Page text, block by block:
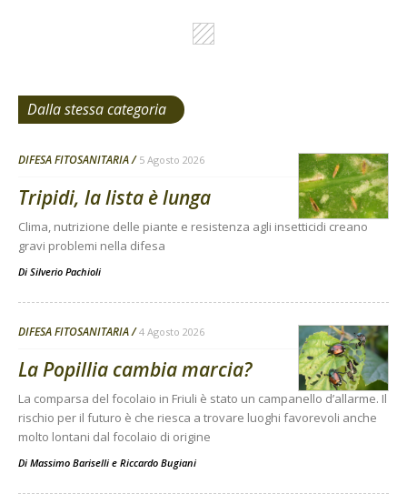
Dalla stessa categoria
DIFESA FITOSANITARIA 5 Agosto 2026
Tripidi, la lista è lunga
Clima, nutrizione delle piante e resistenza agli insetticidi creano
gravi problemi nella difesa
Di Silverio Pachioli
DIFESA FITOSANITARIA 4 Agosto 2026
La Popillia cambia marcia?
La comparsa del focolaio in Friuli è stato un campanello d’allarme. Il
rischio per il futuro è che riesca a trovare luoghi favorevoli anche
molto lontani dal focolaio di origine
Di Massimo Bariselli e Riccardo Bugiani